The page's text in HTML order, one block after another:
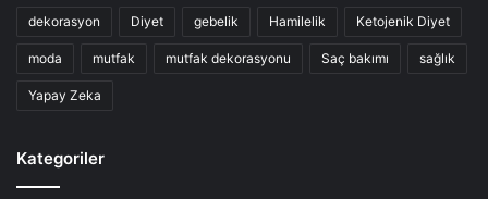
dekorasyon Diyet gebelik Hamilelik Ketojenik Diyet
moda mutfak mutfak dekorasyonu Saç bakımı sağlık
Yapay Zeka
Kategoriler